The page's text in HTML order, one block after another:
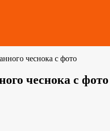
чеснока с фото
чеснока с фото